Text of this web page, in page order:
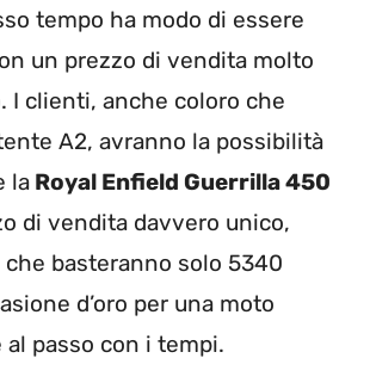
tempo ha modo di essere
un prezzo di vendita molto
I clienti, anche coloro che
A2, avranno la possibilità
la Royal Enfield Guerrilla 450
di vendita davvero unico,
basteranno solo 5340
d’oro per una moto
passo con i tempi.